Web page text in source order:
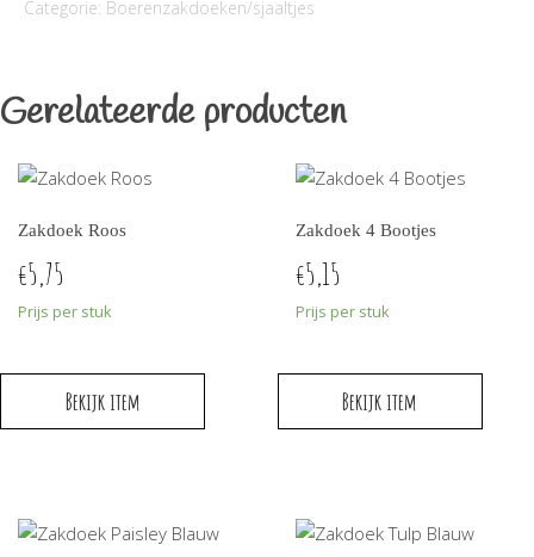
Categorie: Boerenzakdoeken/sjaaltjes
Gerelateerde producten
Zakdoek Roos
€5,75
Prijs per stuk
Bekijk item
Zakdoek 4 Bootjes
€5,15
Prijs per stuk
Bekijk item